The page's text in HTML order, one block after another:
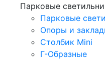
Парковые
Парковые
Опоры и
Столбик Mini
Г-Образные